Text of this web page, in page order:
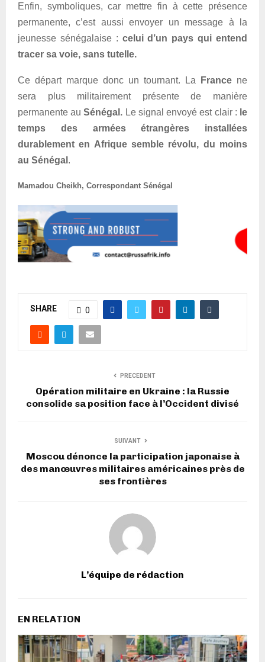
Enfin, symboliques, car mettre fin à cette présence
permanente, c’est aussi envoyer un message à la
jeunesse sénégalaise : celui d’un pays qui entend
tracer sa voie, sans tutelle.
Ce départ marque donc un tournant. La France ne
sera plus militairement présente de manière
permanente auSénégal. Le signal envoyé est clair : le
temps des arméesétrangères installées
durablement en Afrique semble révolu, du moins
au Sénégal .
Mamadou Cheikh, Correspondant Sénégal
SHARE 0
PRECEDENT
Opération militaire en Ukraine : la Russie
consolide sa position face à l’Occident divisé
SUIVANT
Moscou dénonce la participation japonaise à
des manœuvres militaires américaines près de
ses frontières
L’équipe de rédaction
EN RELATION